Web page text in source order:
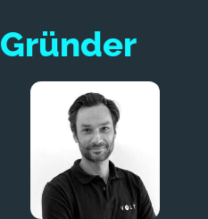
Gründer